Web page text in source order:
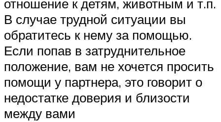
отношение к детям, животным и т.п.
В случае трудной ситуации вы
обратитесь к нему за помощью.
Если попав в затруднительное
положение, вам не хочется просить
помощи у партнера, это говорит о
недостатке доверия и близости
между вами